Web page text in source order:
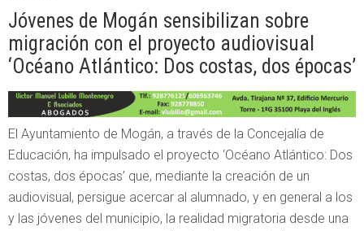
Jóvenes de Mogán sensibilizan sobre
migración con el proyecto audiovisual
‘Océano Atlántico: Dos costas, dos épocas’
El Ayuntamiento de Mogán, a través de la Concejalía de
Educación, ha impulsado el proyecto ‘Océano Atlántico: Dos
costas, dos épocas’ que, mediante la creación de un
audiovisual, persigue acercar al alumnado, y en general a los
y las jóvenes del municipio, la realidad migratoria desde una